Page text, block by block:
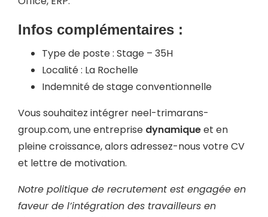
Infos complémentaires :
Type de poste : Stage – 35H
Localité : La Rochelle
Indemnité de stage conventionnelle
Vous souhaitez intégrer neel-trimarans-
group.com, une entreprise dynamiqueet en
pleine croissance, alors adressez-nous votre CV
et lettre de motivation.
Notre politique de recrutement est engagée en
faveur de l’intégration des travailleurs en